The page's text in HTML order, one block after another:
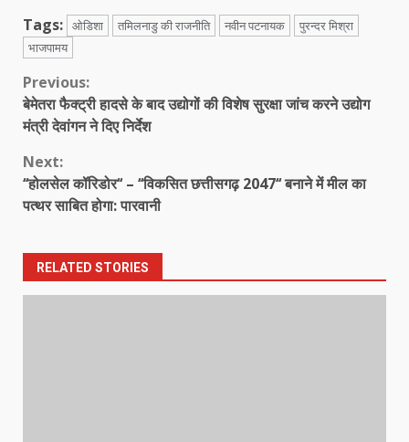
Tags: ओडिशा तमिलनाडु की राजनीति नवीन पटनायक
पुरन्दर मिश्रा
भाजपामय
Continue
Reading
Previous:
बेमेतरा फैक्ट्री हादसे के बाद उद्योगों की विशेष सुरक्षा जांच करने उद्योग
मंत्री देवांगन ने दिए निर्देश
Next:
‘‘होलसेल कॉरिडोर‘‘ – ‘‘विकसित छत्तीसगढ़ 2047‘‘ बनाने में मील का
पत्थर साबित होगा: पारवानी
RELATED STORIES